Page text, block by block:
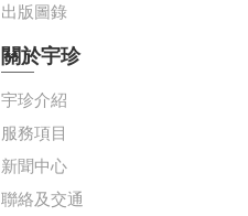
出版圖錄
關於宇珍
宇珍介紹
服務項目
新聞中心
聯絡及交通